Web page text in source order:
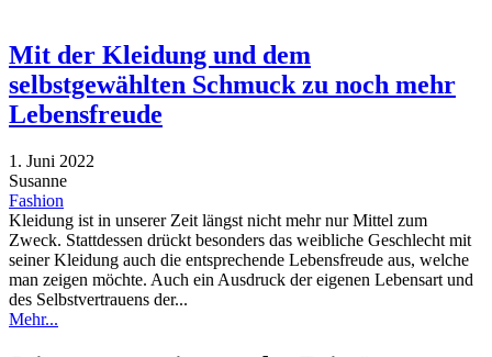
Mit der Kleidung und dem
selbstgewählten Schmuck zu noch mehr
Lebensfreude
1. Juni 2022
Susanne
Fashion
Kleidung ist in unserer Zeit längst nicht mehr nur Mittel zum
Zweck. Stattdessen drückt besonders das weibliche Geschlecht mit
seiner Kleidung auch die entsprechende Lebensfreude aus, welche
man zeigen möchte. Auch ein Ausdruck der eigenen Lebensart und
des Selbstvertrauens der...
Mehr...